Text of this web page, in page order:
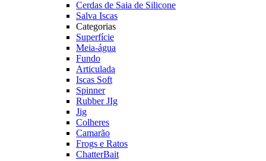
Cerdas de Saia de Silicone
Salva Iscas
Categorias
Superfície
Meia-água
Fundo
Articulada
Iscas Soft
Spinner
Rubber JIg
Jig
Colheres
Camarão
Frogs e Ratos
ChatterBait